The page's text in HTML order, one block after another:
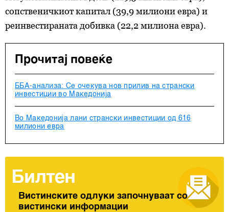
сопственичкиот капитал (39,9 милиони евра) и
реинвестираната добивка (22,2 милиона евра).
Прочитај повеќе
ББА-анализа: Се очекува нов прилив на странски
инвестиции во Македонија
Во Македонија лани странски инвестиции од 616
милиони евра
Билтен
Вистинските одлуки започнуваат со
вистински информации